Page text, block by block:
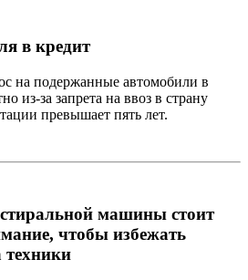
в кредит
на подержанные автомобили в
из-за запрета на ввоз в страну
превышает пять лет.
машины стоит
чтобы избежать
техники